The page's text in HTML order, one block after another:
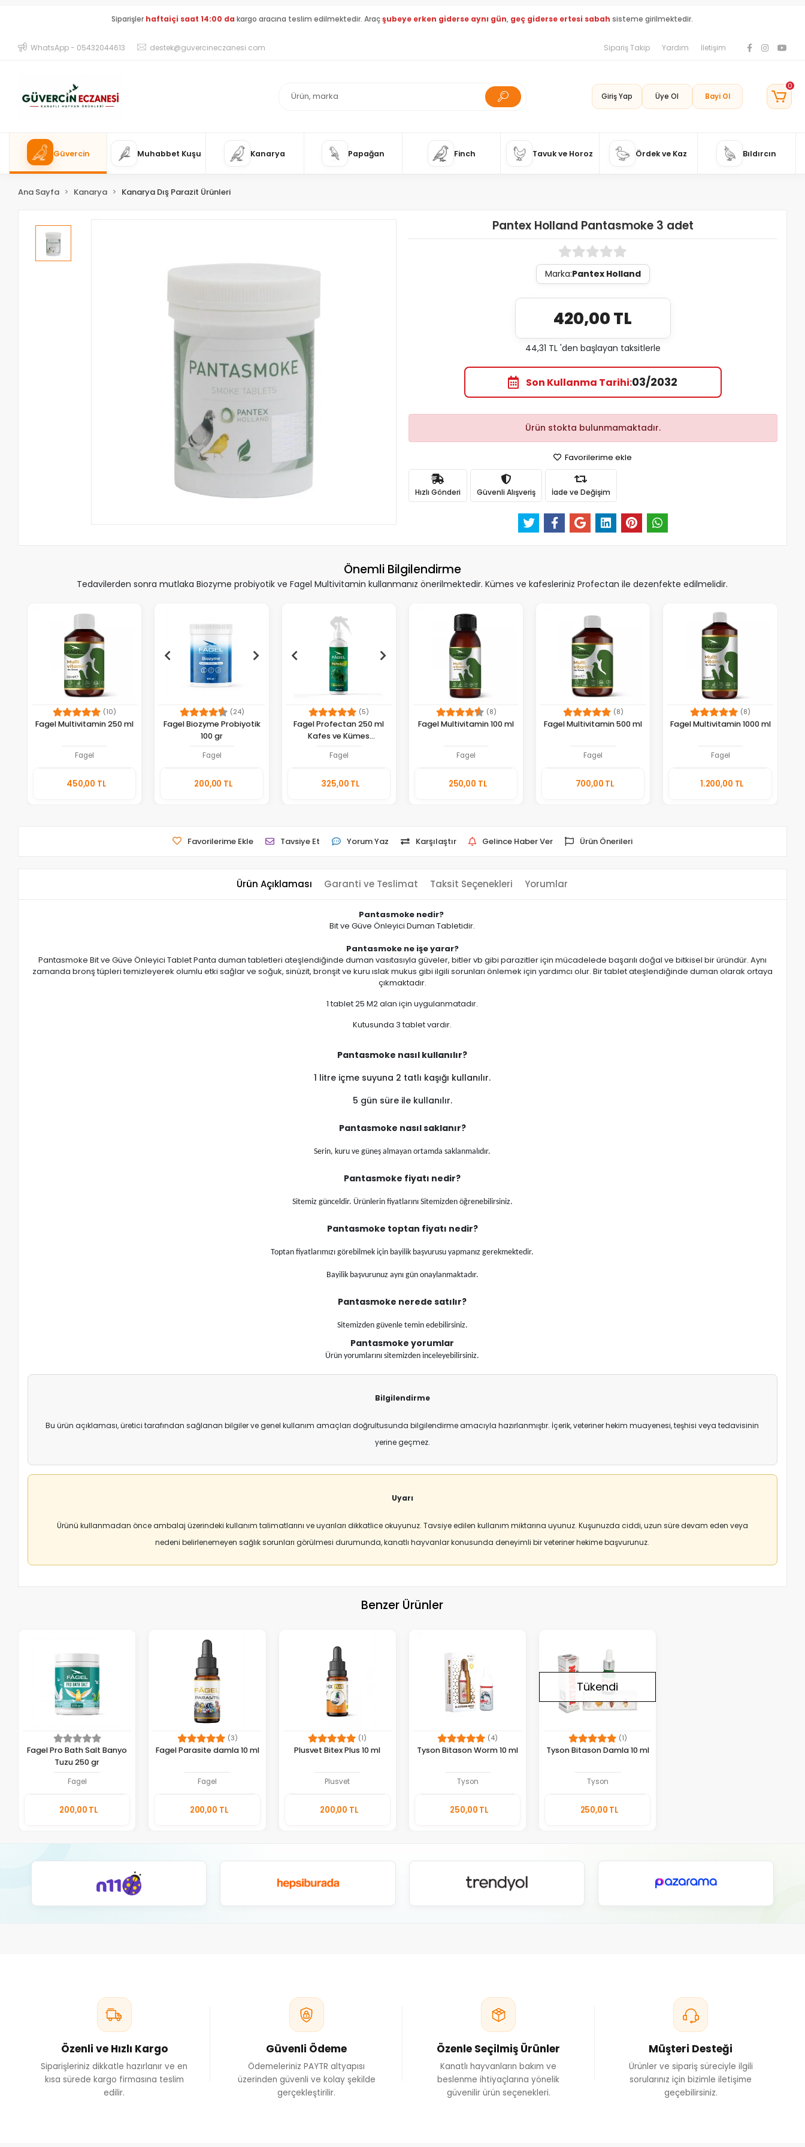
Siparişler haftaiçi saat 14:00 da kargo aracına teslim edilmektedir. Araçşubeye erken giderse aynı gün, geç giderse ertesi sabah sisteme girilmektedir.
WhatsApp - 05432044613 destek@guvercineczanesi.com Sipariş Takip Yardım İletişim
Giriş Yap Üye Ol Bayi Ol
0
Güvercin Muhabbet Kuşu Kanarya Papağan Finch Tavuk ve Horoz Ördek ve Kaz Bıldırcın
Ana Sayfa Kanarya Kanarya Dış Parazit Ürünleri
Pantex Holland Pantasmoke 3 adet
Marka:Pantex Holland
420,00 TL
44,31 TL 'den başlayan taksitlerle
Son Kullanma Tarihi 03/2032
Ürün stokta bulunmamaktadır.
Favorilerime ekle
Hızlı Gönderi Güvenli Alışveriş İade ve Değişim
Önemli Bilgilendirme
Tedavilerden sonra mutlaka Biozyme probiyotik ve Fagel Multivitamin kullanmanız önerilmektedir. Kümes ve kafesleriniz Profectan ile dezenfekte edilmelidir.
(10)
Fagel Multivitamin 250 ml
Fagel
450,00 TLEkle
(24)
Fagel Biozyme Probiyotik
100 gr
Fagel
200,00 TL
(5)
Fagel Profectan 250 ml
Kafes ve Kümes
Dezenfektanı
Fagel
325,00 TL
(8)
Fagel Multivitamin 100 ml
Fagel
250,00 TL
(8)
Fagel Multivitamin 500 ml
Fagel
700,00 TL
(8)
Fagel Multivitamin 1000 ml
Fagel
1.200,00 TLEkle
Favorilerime Ekle Tavsiye Et Yorum Yaz Karşılaştır Gelince Haber Ver Ürün Önerileri
Ürün Açıklaması Garanti ve Teslimat Taksit Seçenekleri Yorumlar
Pantasmoke nedir?
Bit ve Güve Önleyici Duman Tabletidir.
Pantasmoke ne işe yarar?
Pantasmoke Bit ve Güve Önleyici Tablet Panta duman tabletleri ateşlendiğinde duman vasıtasıyla güveler, bitler vb gibi parazitler için mücadelede başarılı doğal ve bitkisel bir üründür. Aynı
zamanda bronş tüpleri temizleyerek olumlu etki sağlar ve soğuk, sinüzit, bronşit ve kuru ıslak mukus gibi ilgili sorunları önlemek için yardımcı olur. Bir tablet ateşlendiğinde duman olarak ortaya
çıkmaktadır.
1 tablet 25 M2 alan için uygulanmatadır.
Kutusunda 3 tablet vardır.
Pantasmoke nasıl kullanılır?
1 litre içme suyuna 2 tatlı kaşığı kullanılır.
5 gün süre ile kullanılır.
Pantasmoke nasıl saklanır?
Serin, kuru ve güneş almayan ortamda saklanmalıdır.
Pantasmoke fiyatı nedir?
Sitemiz günceldir. Ürünlerin fiyatlarını Sitemizden öğrenebilirsiniz.
Pantasmoke toptan fiyatı nedir?
Toptan fiyatlarımızı görebilmek için bayilik başvurusu yapmanız gerekmektedir.
Bayilik başvurunuz aynı gün onaylanmaktadır.
Pantasmoke nerede satılır?
Sitemizden güvenle temin edebilirsiniz.
Pantasmoke yorumlar
Ürün yorumlarını sitemizden inceleyebilirsiniz.
Bilgilendirme
Bu ürün açıklaması, üretici tarafından sağlanan bilgiler ve genel kullanım amaçları doğrultusunda bilgilendirme amacıyla hazırlanmıştır. İçerik, veteriner hekim muayenesi, teşhisi veya tedavisinin
yerine geçmez.
Uyarı
Ürünü kullanmadan önce ambalaj üzerindeki kullanım talimatlarını ve uyarıları dikkatlice okuyunuz. Tavsiye edilen kullanım miktarına uyunuz. Kuşunuzda ciddi, uzun süre devam eden veya
nedeni belirlenemeyen sağlık sorunları görülmesi durumunda, kanatlı hayvanlar konusunda deneyimli bir veteriner hekime başvurunuz.
Benzer Ürünler
Fagel Pro Bath Salt Banyo
Tuzu 250 gr
Fagel
200,00 TL
(3)
Fagel Parasite damla 10 ml
Fagel
200,00 TL
(1)
Plusvet Bitex Plus 10 ml
Plusvet
200,00 TL
(4)
Tyson Bitason Worm 10 ml
Tyson
250,00 TL
Tükendi
(1)
Tyson Bitason Damla 10 ml
Tyson
250,00 TL
Özenli ve Hızlı Kargo
Siparişleriniz dikkatle hazırlanır ve en
kısa sürede kargo firmasına teslim
edilir.
Güvenli Ödeme
Ödemeleriniz PAYTR altyapısı
üzerinden güvenli ve kolay şekilde
gerçekleştirilir.
Özenle Seçilmiş Ürünler
Kanatlı hayvanların bakım ve
beslenme ihtiyaçlarına yönelik
güvenilir ürün seçenekleri.
Müşteri Desteği
Ürünler ve sipariş süreciyle ilgili
sorularınız için bizimle iletişime
geçebilirsiniz.